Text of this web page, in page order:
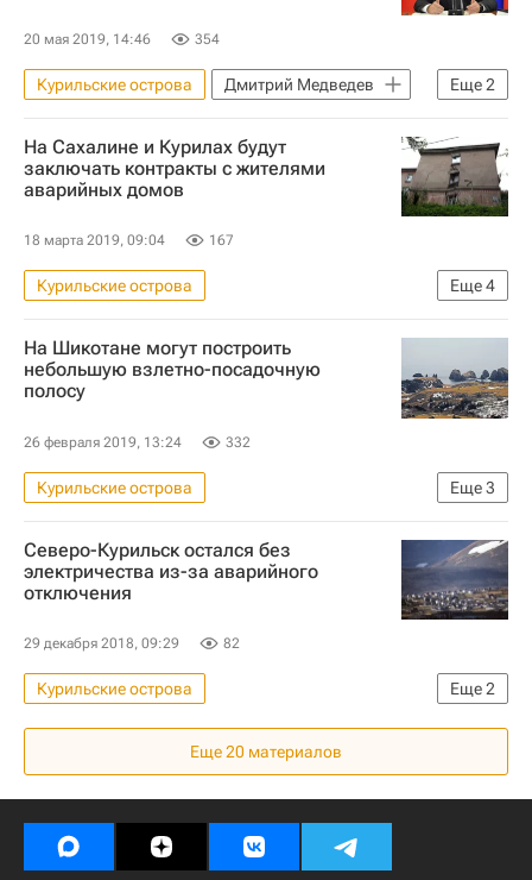
20 мая 2019, 14:46 354
Еще2
Курильские острова
Дмитрий Медведев
Земельные участки
Правительство РФ
На Сахалине и Курилах будут
заключать контракты с жителями
аварийных домов
18 марта 2019, 09:04 167
Еще4
Курильские острова
Новости - Недвижимость
Сахалин
Жилье
Аварийные дома
На Шикотане могут построить
небольшую взлетно-посадочную
полосу
26 февраля 2019, 13:24 332
Еще3
Курильские острова
Новости - Недвижимость
Шикотан
Строительство
Северо-Курильск остался без
электричества из-за аварийного
отключения
29 декабря 2018, 09:29 82
Еще2
Курильские острова
Новости - Недвижимость
ГУ МЧС по Сахалинской области
Еще20 материалов